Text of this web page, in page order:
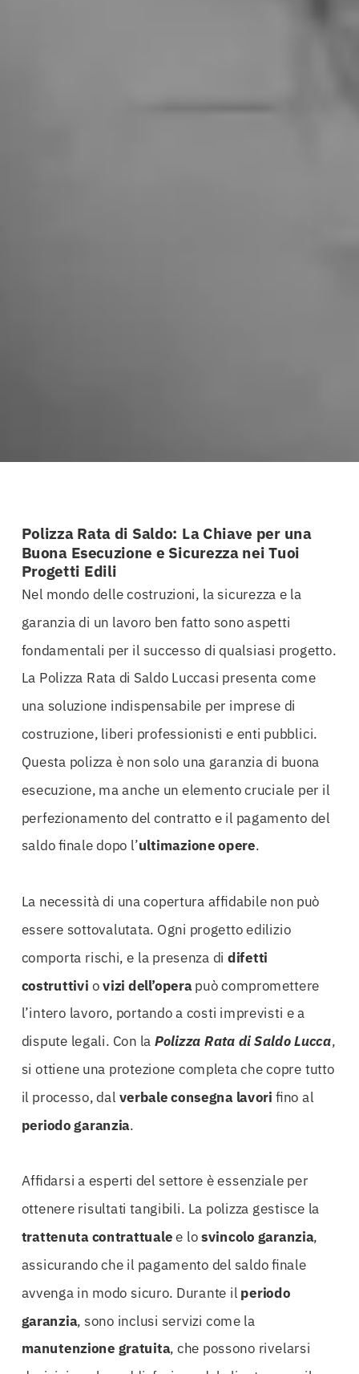
Polizza Rata di Saldo: La Chiave per una
Buona Esecuzione e Sicurezza nei Tuoi
Progetti Edili
Nel mondo delle costruzioni, la sicurezza e la
garanzia di un lavoro ben fatto sono aspetti
fondamentali per il successo di qualsiasi progetto.
La Polizza Rata di Saldo Luccasi presenta come
una soluzione indispensabile per imprese di
costruzione, liberi professionisti e enti pubblici.
Questa polizza è non solo una garanzia di buona
esecuzione, ma anche un elemento cruciale per il
perfezionamento del contratto e il pagamento del
saldo finale dopo l’ultimazione opere.
La necessità di una copertura affidabile non può
essere sottovalutata. Ogni progetto edilizio
comporta rischi, e la presenza di difetti
costruttivi ovizi dell’operapuò compromettere
l’intero lavoro, portando a costi imprevisti e a
dispute legali. Con laPolizza Rata di Saldo Lucca,
si ottiene una protezione completa che copre tutto
il processo, dal verbale consegna lavori fino al
periodo garanzia.
Affidarsi a esperti del settore è essenziale per
ottenere risultati tangibili. La polizza gestisce la
trattenuta contrattualee losvincolo garanzia,
assicurando che il pagamento del saldo finale
avvenga in modo sicuro. Durante il periodo
garanzia, sono inclusi servizi come la
manutenzione gratuita, che possono rivelarsi